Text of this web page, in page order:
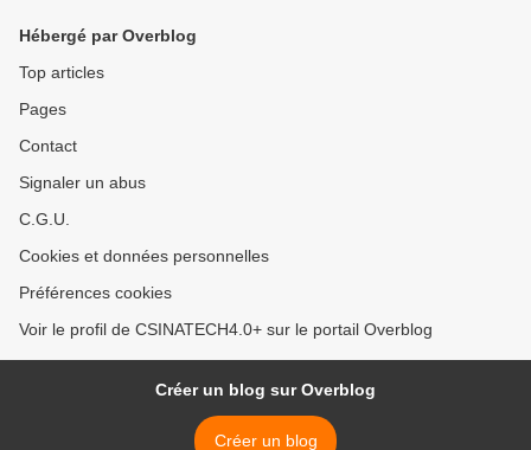
Hébergé par Overblog
Top articles
Pages
Contact
Signaler un abus
C.G.U.
Cookies et données personnelles
Préférences cookies
Voir le profil de CSINATECH4.0+ sur le portail Overblog
Créer un blog sur Overblog
Créer un blog